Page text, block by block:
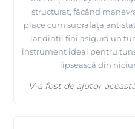
structurat, făcând
place cum suprafața
iar dinții fini asigură un
instrument ideal pentru
lipsească din
V-a fost de ajutor